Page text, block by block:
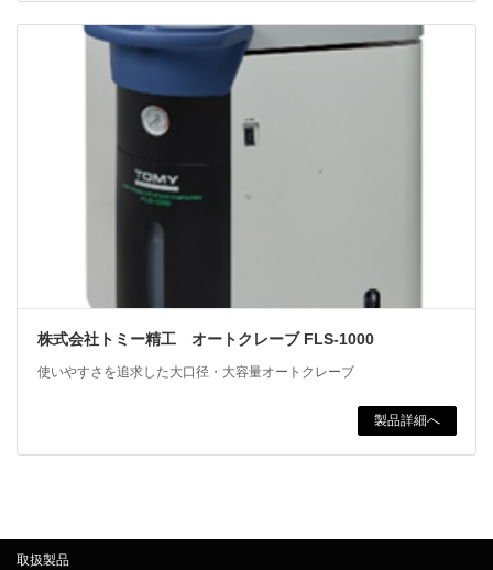
株式会社トミー精工 オートクレーブ FLS-1000
使いやすさを追求した大口径・大容量オートクレーブ
製品詳細へ
取扱製品